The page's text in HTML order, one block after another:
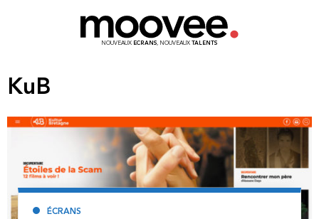
NOUVEAUX ECRANS, NOUVEAUX TALENTS
KuB
ÉCRANS